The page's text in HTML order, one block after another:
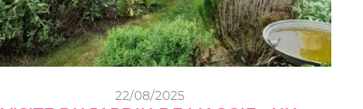
22/08/2025